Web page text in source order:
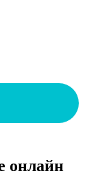
онлайн